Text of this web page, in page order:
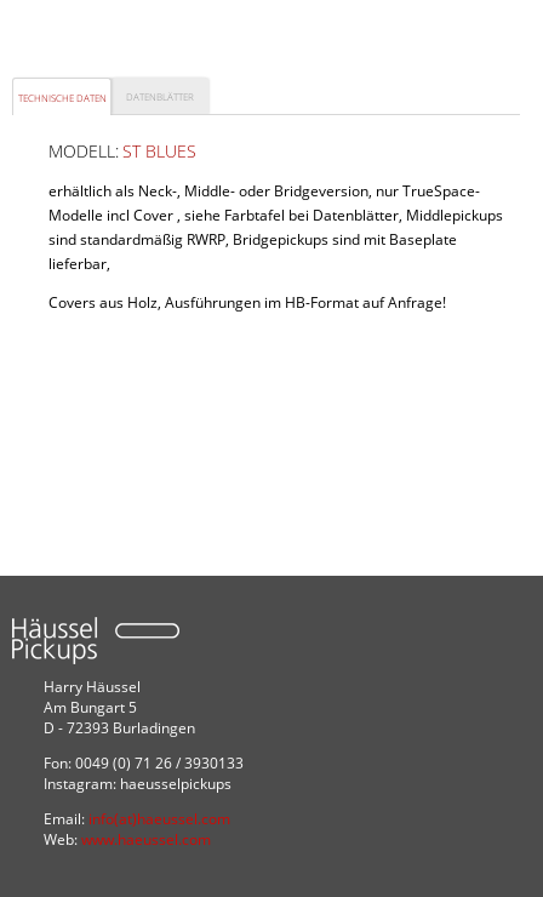
TECHNISCHE DATEN DATENBLÄTTER
MODELL:ST BLUES
erhältlich als Neck-, Middle- oder Bridgeversion, nur TrueSpace-
Modelle incl Cover , siehe Farbtafel bei Datenblätter, Middlepickups
sind standardmäßig RWRP, Bridgepickups sind mit Baseplate
lieferbar,
Covers aus Holz, Ausführungen im HB-Format auf Anfrage!
Harry Häussel
Am Bungart 5
D - 72393 Burladingen
Fon: 0049 (0) 71 26 / 3930133
Instagram: haeusselpickups
Email: info(at)haeussel.com
Web:www.haeussel.com